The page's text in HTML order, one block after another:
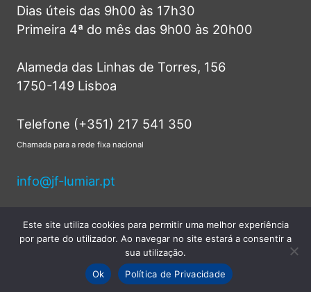
Dias úteis das 9h00 às 17h30
Primeira 4ª do mês das 9h00 às 20h00
Alameda das Linhas de Torres, 156
1750-149 Lisboa
Telefone (+351) 217 541 350
Chamada para a rede fixa nacional
info@jf-lumiar.pt
© 2026 Junta de Freguesia do Lumiar -
Todos os direitos reservados.
Este site utiliza cookies para permitir uma melhor experiência
por parte do utilizador. Ao navegar no site estará a consentir a
sua utilização.
Ok
Política de Privacidade